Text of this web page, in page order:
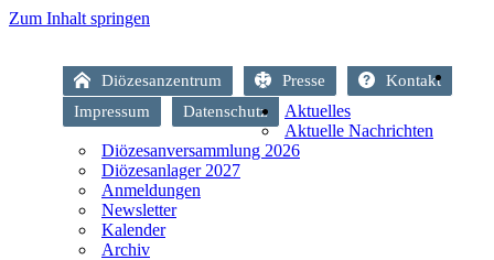
Zum Inhalt springen
Diözesanzentrum Presse
Kontakt
Impressum
Datenschutz
Aktuelles
Aktuelle Nachrichten
Diözesanversammlung 2026
Diözesanlager 2027
Anmeldungen
Newsletter
Kalender
Archiv